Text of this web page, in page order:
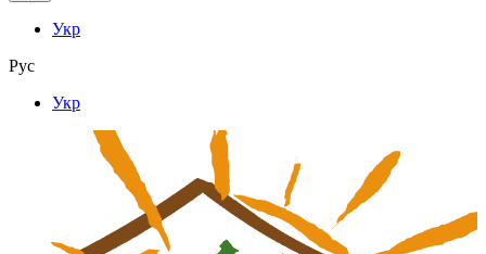
Укр
Рус
Укр